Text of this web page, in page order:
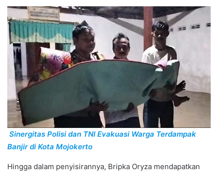
Sinergitas Polisi dan TNI Evakuasi Warga Terdampak
Banjir di Kota Mojokerto
Hingga dalam penyisirannya, Bripka Oryza mendapatkan